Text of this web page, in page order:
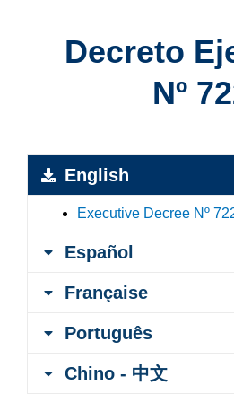
Decreto
Nº
English
Executive Decree Nº
Español
Française
Português
Chino - 中文